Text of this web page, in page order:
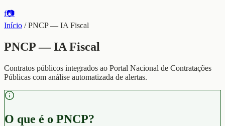
f📷
Início /PNCP — IA Fiscal
PNCP — IA Fiscal
Contratos públicos integrados ao Portal Nacional de Contratações
Públicas com análise automatizada de alertas.
O que é o PNCP?